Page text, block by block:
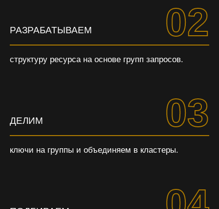
РАЗРАБАТЫВАЕМ 02
структуру ресурса на основе групп запросов.
ДЕЛИМ 03
ключи на группы и объединяем в кластеры.